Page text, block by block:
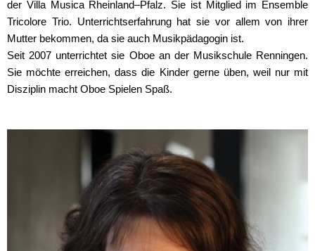
der Villa Musica Rheinland–Pfalz. Sie ist Mitglied im Ensemble
Tricolore Trio. Unterrichtserfahrung hat sie vor allem von ihrer
Mutter bekommen, da sie auch Musikpädagogin ist.
Seit 2007 unterrichtet sie Oboe an der Musikschule Renningen.
Sie möchte erreichen, dass die Kinder gerne üben, weil nur mit
Disziplin macht Oboe Spielen Spaß.